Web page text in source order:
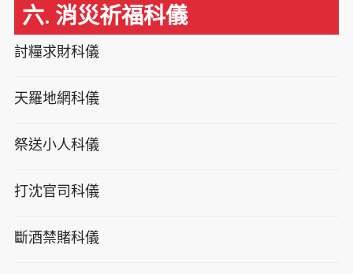
六. 消災祈福科儀
討糧求財科儀
天羅地網科儀
祭送小人科儀
打沈官司科儀
斷酒禁賭科儀